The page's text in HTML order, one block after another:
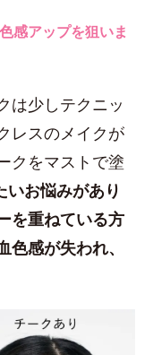
感アップを狙いま
は少しテクニッ
レスのメイクが
クをマストで塗
いお悩みがあり
を重ねている方
感が失われ、